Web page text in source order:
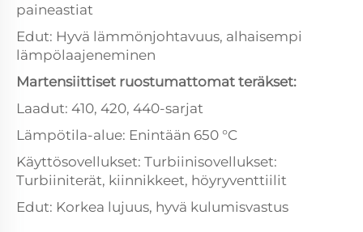
paineastiat
Edut: Hyvä lämmönjohtavuus, alhaisempi
lämpölaajeneminen
Martensiittiset ruostumattomat teräkset:
Laadut: 410, 420, 440-sarjat
Lämpötila-alue: Enintään 650 °C
Käyttösovellukset: Turbiinisovellukset:
Turbiiniterät, kiinnikkeet, höyryventtiilit
Edut: Korkea lujuus, hyvä kulumisvastus